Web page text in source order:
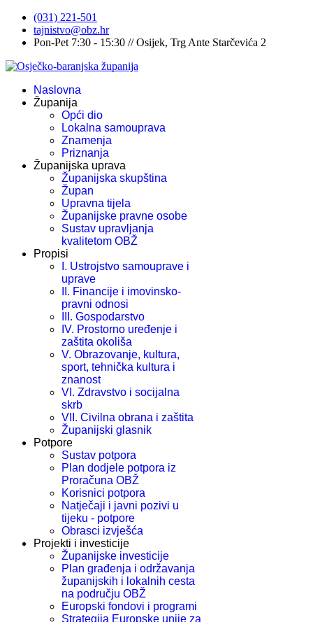
(031) 221-501
tajnistvo@obz.hr
Pon-Pet 7:30 - 15:30 // Osijek, Trg Ante Starčevića 2
Naslovna
Županija
Opći dio
Lokalna samouprava
Znamenja
Priznanja
Županijska uprava
Županijska skupština
Župan
Upravna tijela
Županijske pravne osobe
Sustav upravljanja
kvalitetom OBŽ
Propisi
I. Ustrojstvo samouprave i
uprave
II. Financije i imovinsko-
pravni odnosi
III. Gospodarstvo
IV. Prostorno uređenje i
zaštita okoliša
V. Obrazovanje, kultura,
sport, tehnička kultura i
znanost
VI. Zdravstvo i socijalna
skrb
VII. Civilna obrana i zaštita
Županijski glasnik
Potpore
Sustav potpora
Plan dodjele potpora iz
Proračuna OBŽ
Korisnici potpora
Natječaji i javni pozivi u
tijeku - potpore
Obrasci izvješća
Projekti i investicije
Županijske investicije
Plan građenja i održavanja
županijskih i lokalnih cesta
na području OBŽ
Europski fondovi i programi
Strategija Europske unije za